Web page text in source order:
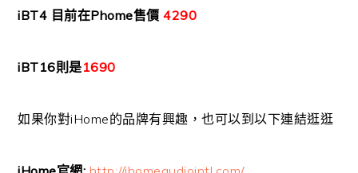
iBT4 目前在Phome售價4290
iBT16則是1690
如果你對iHome的品牌有興趣，也可以到以下連結逛逛